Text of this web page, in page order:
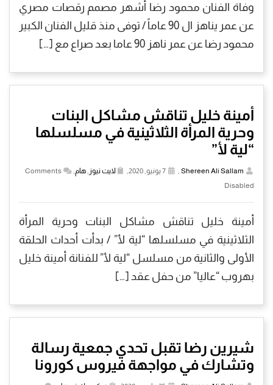
وفاة الفنان محمود رضا أشهر مصمم رقصات مصري
عن عمر يناهز ال 90 عاماً / توفى منذ قليل الفنان الكبير
محمود رضا عن عمر ناهز 90 عاما بعد صراع مع […]
أمينة خليل تناقش مشاكل البنات
وحرية المرأة الثلاثينية في مسلسلها
“لية لأ”
Shereen Ali Sallam لايت نيوز هام
Comments
Disabled
أمينة خليل تناقش مشاكل البنات وحرية المرأة
الثلاثينية في مسلسلها “لية لأ” / بدأت أحداث الحلقة
الأولى والثانية من مسلسل “لية لأ” للفنانة أمينة خليل
بهروب “عاليا” من حفل عقد […]
شيرين رضا تقبل تحدي جمعية رسالة
وتشارك في مواجهة فيروس كورونا